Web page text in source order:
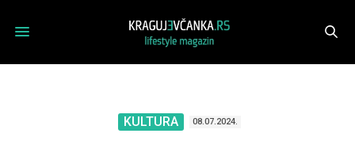
KULTURA 08.07.2024.